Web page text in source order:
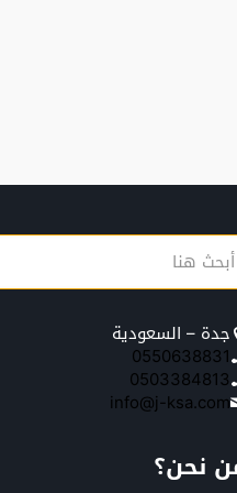
جدة – السعودية
0550638831
0503384813
info@j-ksa.com
نحن؟